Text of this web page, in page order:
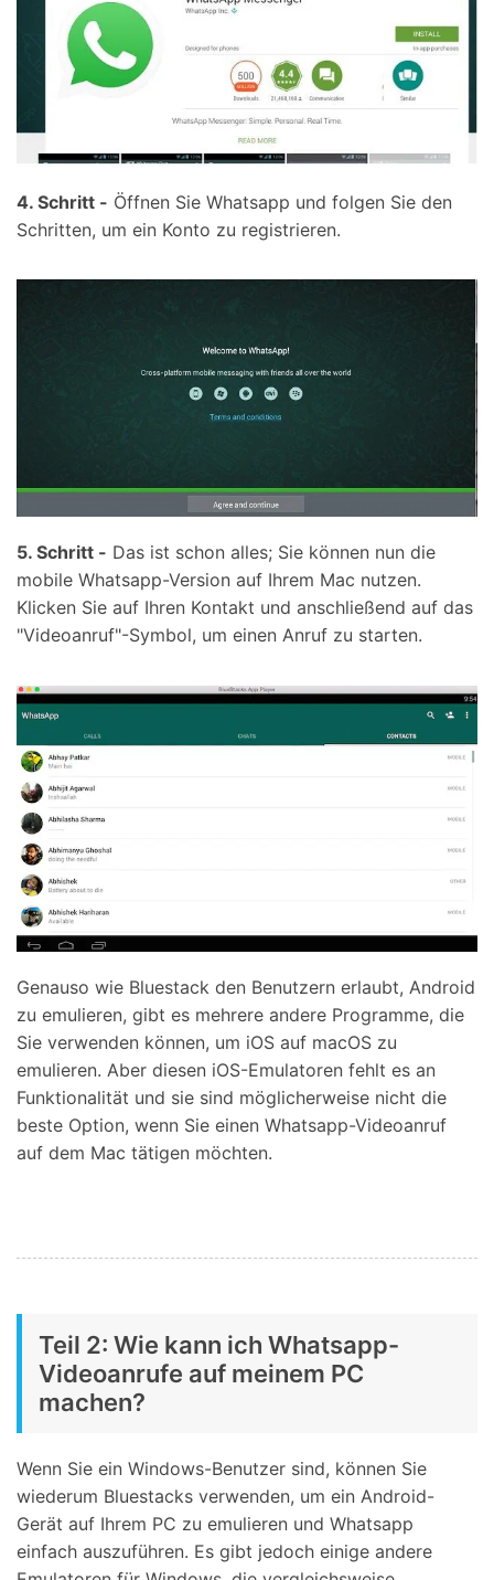
4. Schritt - Öffnen Sie Whatsapp und folgen Sie den
Schritten, um ein Konto zu registrieren.
5. Schritt - Das ist schon alles; Sie können nun die
mobile Whatsapp-Version auf Ihrem Mac nutzen.
Klicken Sie auf Ihren Kontakt und anschließend auf das
"Videoanruf"-Symbol, um einen Anruf zu starten.
Genauso wie Bluestack den Benutzern erlaubt, Android
zu emulieren, gibt es mehrere andere Programme, die
Sie verwenden können, um iOS auf macOS zu
emulieren. Aber diesen iOS-Emulatoren fehlt es an
Funktionalität und sie sind möglicherweise nicht die
beste Option, wenn Sie einen Whatsapp-Videoanruf
auf dem Mac tätigen möchten.
Teil 2: Wie kann ich Whatsapp-
Videoanrufe auf meinem PC
machen?
Wenn Sie ein Windows-Benutzer sind, können Sie
wiederum Bluestacks verwenden, um ein Android-
Gerät auf Ihrem PC zu emulieren und Whatsapp
einfach auszuführen. Es gibt jedoch einige andere